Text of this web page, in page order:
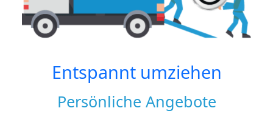
Entspannt umziehen
Persönliche Angebote